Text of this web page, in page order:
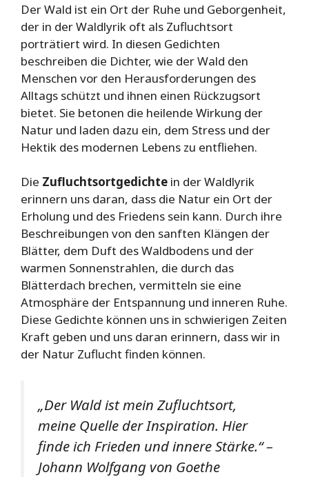
Der Wald ist ein Ort der Ruhe und Geborgenheit,
der in der Waldlyrik oft als Zufluchtsort
porträtiert wird. In diesen Gedichten
beschreiben die Dichter, wie der Wald den
Menschen vor den Herausforderungen des
Alltags schützt und ihnen einen Rückzugsort
bietet. Sie betonen die heilende Wirkung der
Natur und laden dazu ein, dem Stress und der
Hektik des modernen Lebens zu entfliehen.
Die Zufluchtsortgedichte in der Waldlyrik
erinnern uns daran, dass die Natur ein Ort der
Erholung und des Friedens sein kann. Durch ihre
Beschreibungen von den sanften Klängen der
Blätter, dem Duft des Waldbodens und der
warmen Sonnenstrahlen, die durch das
Blätterdach brechen, vermitteln sie eine
Atmosphäre der Entspannung und inneren Ruhe.
Diese Gedichte können uns in schwierigen Zeiten
Kraft geben und uns daran erinnern, dass wir in
der Natur Zuflucht finden können.
„Der Wald ist mein Zufluchtsort,
meine Quelle der Inspiration. Hier
finde ich Frieden und innere Stärke.“ –
Johann Wolfgang von Goethe